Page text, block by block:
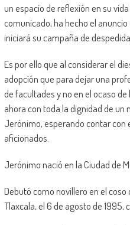
un espacio de reflexión en su
comunicado, ha hecho el
iniciará su campaña de
Es por ello que al considerar el
adopción que para dejar una
de facultades y no en el ocaso
ahora con toda la dignidad de un
Jerónimo, esperando contar con
aficionados.
Jerónimo nació en la Ciudad de
Debutó como novillero en el
Tlaxcala, el 6 de agosto de 1995,